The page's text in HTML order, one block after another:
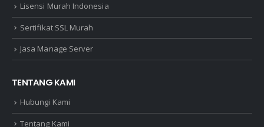
Lisensi Murah Indonesia
Sertifikat SSL Murah
Jasa Manage Server
TENTANG KAMI
Hubungi Kami
Tentang Kami